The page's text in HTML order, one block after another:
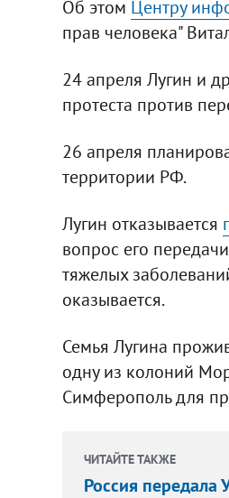
Об этом Центру
прав человека"
24 апреля Лугин и
протеста против
26 апреля
территории РФ.
Лугин отказывается
вопрос его
тяжелых
оказывается.
Семья Лугина
одну из колоний
Симферополь для
ЧИТАЙТЕ ТАКЖЕ
Россия